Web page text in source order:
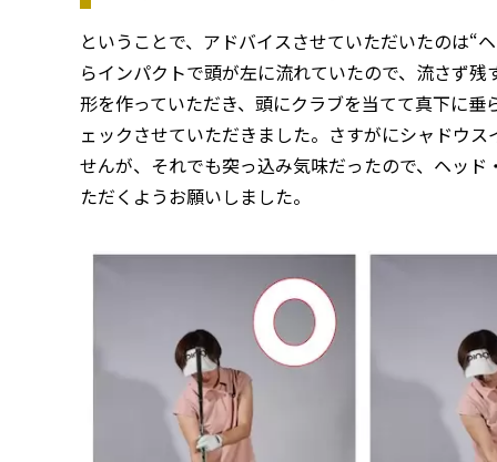
ということで、アドバイスさせていただいたのは“
らインパクトで頭が左に流れていたので、流さず
形を作っていただき、頭にクラブを当てて真下に
ェックさせていただきました。さすがにシャドウ
せんが、それでも突っ込み気味だったので、ヘッ
ただくようお願いしました。